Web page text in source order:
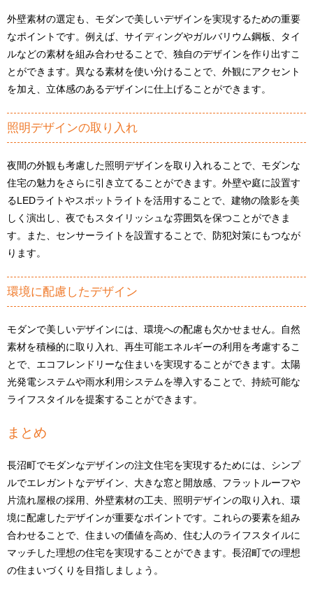
外壁素材の選定も、モダンで美しいデザインを実現するための重要
なポイントです。例えば、サイディングやガルバリウム鋼板、タイ
ルなどの素材を組み合わせることで、独自のデザインを作り出すこ
とができます。異なる素材を使い分けることで、外観にアクセント
を加え、立体感のあるデザインに仕上げることができます。
照明デザインの取り入れ
夜間の外観も考慮した照明デザインを取り入れることで、モダンな
住宅の魅力をさらに引き立てることができます。外壁や庭に設置す
るLEDライトやスポットライトを活用することで、建物の陰影を美
しく演出し、夜でもスタイリッシュな雰囲気を保つことができま
す。また、センサーライトを設置することで、防犯対策にもつなが
ります。
環境に配慮したデザイン
モダンで美しいデザインには、環境への配慮も欠かせません。自然
素材を積極的に取り入れ、再生可能エネルギーの利用を考慮するこ
とで、エコフレンドリーな住まいを実現することができます。太陽
光発電システムや雨水利用システムを導入することで、持続可能な
ライフスタイルを提案することができます。
まとめ
長沼町でモダンなデザインの注文住宅を実現するためには、シンプ
ルでエレガントなデザイン、大きな窓と開放感、フラットルーフや
片流れ屋根の採用、外壁素材の工夫、照明デザインの取り入れ、環
境に配慮したデザインが重要なポイントです。これらの要素を組み
合わせることで、住まいの価値を高め、住む人のライフスタイルに
マッチした理想の住宅を実現することができます。長沼町での理想
の住まいづくりを目指しましょう。